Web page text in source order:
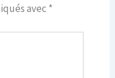
avec *